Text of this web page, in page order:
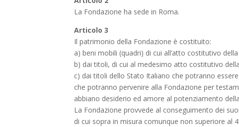
La Fondazione ha sede in Roma.
Articolo 3
Il patrimonio della Fondazione è costituito:
a) beni mobili (quadri) di cui all’atto costitutivo
b) dai titoli, di cui al medesimo atto costitutivo
c) dai titoli dello Stato Italiano che potranno
che potranno pervenire alla Fondazione per
abbiano desiderio ed amore al potenziamento
La Fondazione provvede al conseguimento dei
di cui sopra in misura comunque non superiore al